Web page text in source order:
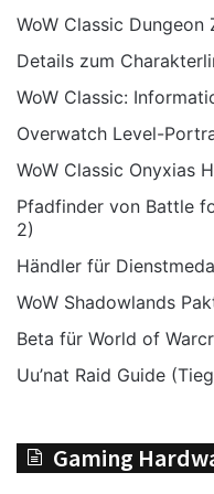
der
Die
Modus
Die
WoW Classic Dungeon
Details zum
WoW Classic:
Overwatch Level-
WoW Classic Onyxias
Pfadfinder von Battle
2)
Händler für
WoW Shadowlands
Beta für World of
Uu’nat Raid Guide
Gaming